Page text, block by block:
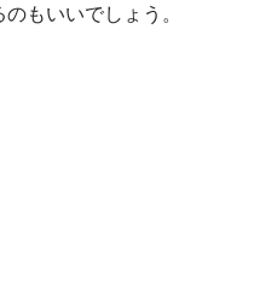
もいいでしょう。